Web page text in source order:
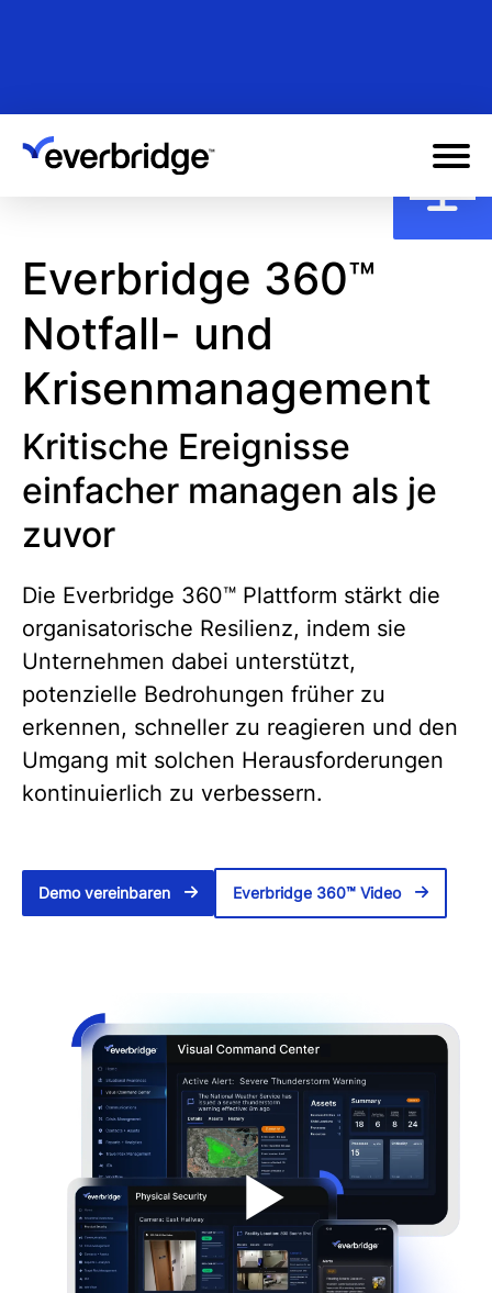
content
Everbridge 360™
Notfall- und
Krisenmanagement
Kritische Ereignisse
einfacher managen als je
zuvor
Die Everbridge 360™ Plattform stärkt die
organisatorische Resilienz, indem sie
Unternehmen dabei unterstützt,
potenzielle Bedrohungen früher zu
erkennen, schneller zu reagieren und den
Umgang mit solchen Herausforderungen
kontinuierlich zu verbessern.
Demo vereinbaren Everbridge 360™ Video